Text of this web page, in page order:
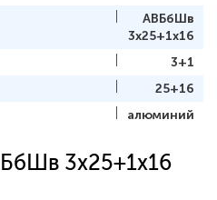
АВБбШв
3x25+1x16
3+1
25+16
алюминий
3x25+1x16